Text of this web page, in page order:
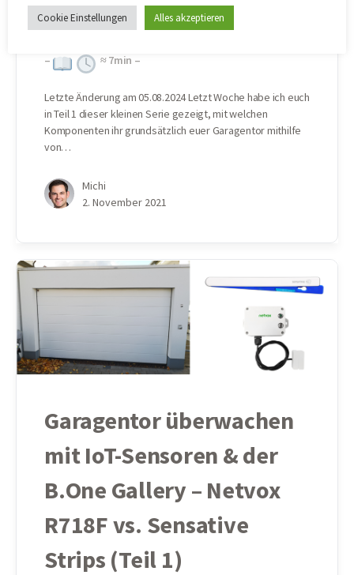
Strips (Teil 2)
– ≈7min –
Letzte Änderung am 05.08.2024 Letzt Woche habe ich euch
in Teil 1 dieser kleinen Serie gezeigt, mit welchen
Komponenten ihr grundsätzlich euer Garagentor mithilfe
von…
Michi
2. November 2021
Garagentor überwachen
mit IoT-Sensoren & der
B.One Gallery – Netvox
R718F vs. Sensative
Strips (Teil 1)
Cookie Einstellungen Alles akzeptieren